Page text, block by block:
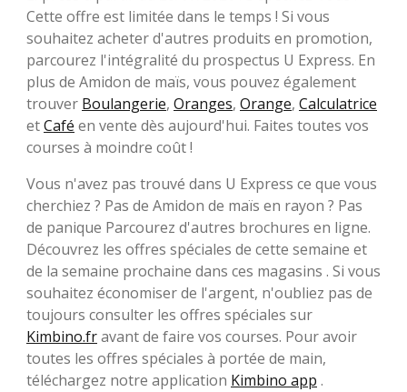
Cette offre est limitée dans le temps ! Si vous
souhaitez acheter d'autres produits en promotion,
parcourez l'intégralité du prospectus U Express. En
plus de Amidon de maïs, vous pouvez également
trouver Boulangerie, Oranges, Orange, Calculatrice
etCafé en vente dès aujourd'hui. Faites toutes vos
courses à moindre coût !
Vous n'avez pas trouvé dans U Express ce que vous
cherchiez ? Pas de Amidon de maïs en rayon ? Pas
de panique Parcourez d'autres brochures en ligne.
Découvrez les offres spéciales de cette semaine et
de la semaine prochaine dans ces magasins . Si vous
souhaitez économiser de l'argent, n'oubliez pas de
toujours consulter les offres spéciales sur
Kimbino.fravant de faire vos courses. Pour avoir
toutes les offres spéciales à portée de main,
téléchargez notre application Kimbino app .